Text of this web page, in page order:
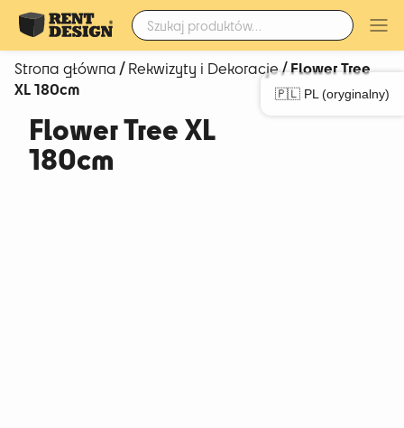
Szukaj:
🇵🇱 PL (oryginalny)
Strona główna/Rekwizyty i Dekoracje/ Flower Tree
XL 180cm
Flower Tree XL
180cm